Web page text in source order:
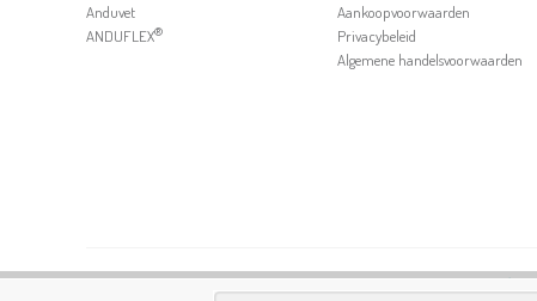
Anduvet
ANDUFLEX®
Aankoopvoorwaarden
Privacybeleid
Algemene handelsvoorwaarden